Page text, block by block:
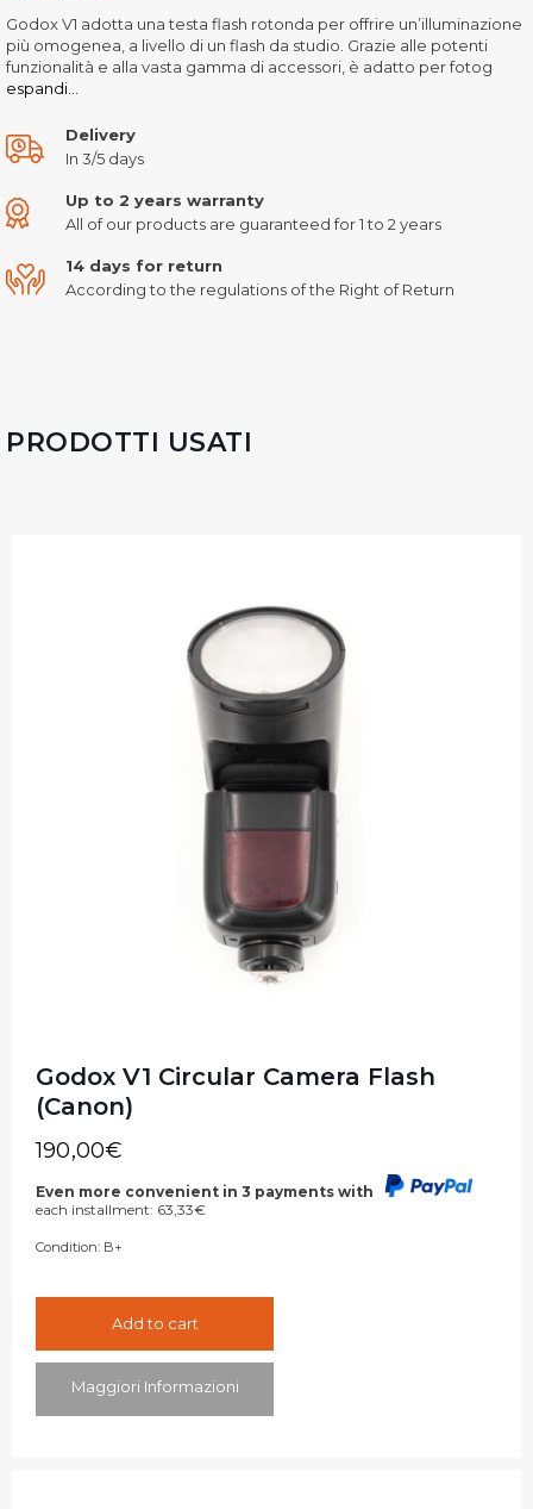
Godox V1 adotta una testa flash rotonda per offrire un’illuminazione
più omogenea, a livello di un flash da studio. Grazie alle potenti
funzionalità e alla vasta gamma di accessori, è adatto per fotog
espandi...
Delivery
In 3/5 days
Up to 2 years warranty
All of our products are guaranteed for 1 to 2 years
14 days for return
According to the regulations of the Right of Return
PRODOTTI USATI
Godox V1 Circular Camera Flash
(Canon)
190,00€
Even more convenient in 3 payments with
each installment: 63,33€
Condition: B+
Add to cart
Maggiori Informazioni